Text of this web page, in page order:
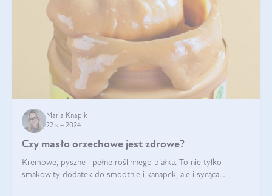
Maria Knapik
22 sie 2024
Czy masło orzechowe jest zdrowe?
Kremowe, pyszne i pełne roślinnego białka. To nie tylko
smakowity dodatek do smoothie i kanapek, ale i sycąca